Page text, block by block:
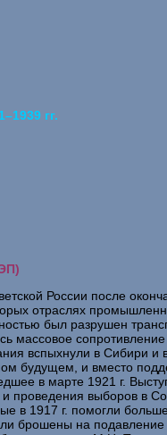
гг.
России после
отраслях
был разрушен
массовое
вспыхнули в Сибири и
будущем, и вместо
в марте 1921 г.
выборов в
1917 г. помогли
брошены на